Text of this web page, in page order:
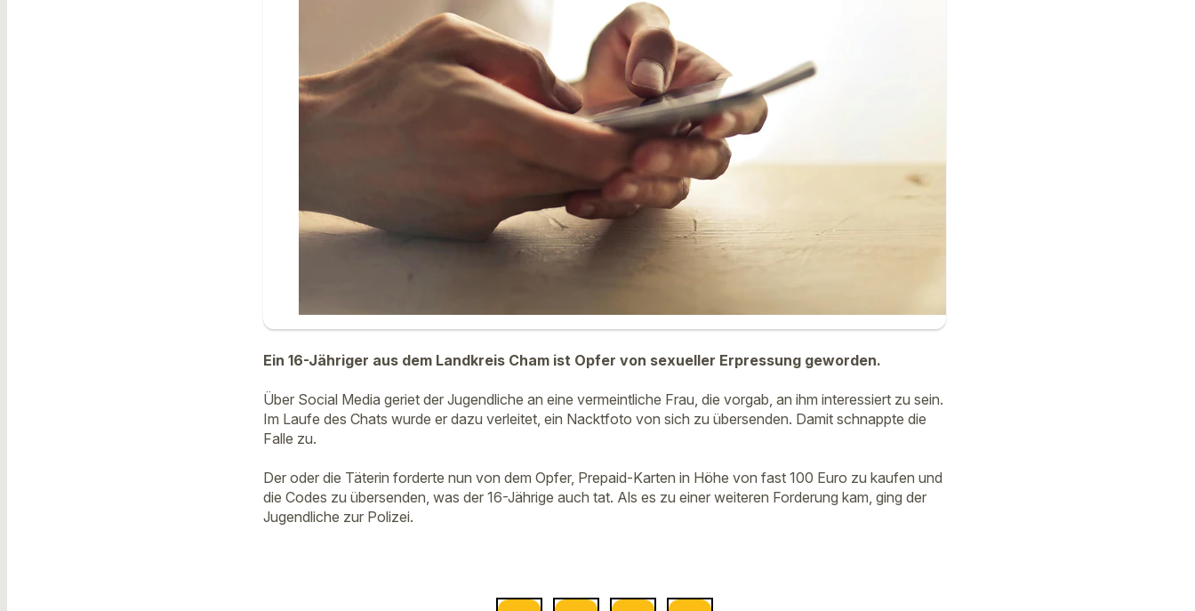
Ein 16-Jähriger aus dem Landkreis Cham ist Opfer von sexueller Erpressung geworden.
Über Social Media geriet der Jugendliche an eine vermeintliche Frau, die vorgab, an ihm interessiert zu sein.
Im Laufe des Chats wurde er dazu verleitet, ein Nacktfoto von sich zu übersenden. Damit schnappte die
Falle zu.
Der oder die Täterin forderte nun von dem Opfer, Prepaid-Karten in Höhe von fast 100 Euro zu kaufen und
die Codes zu übersenden, was der 16-Jährige auch tat. Als es zu einer weiteren Forderung kam, ging der
Jugendliche zur Polizei.